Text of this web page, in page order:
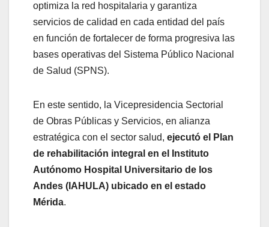
optimiza la red hospitalaria y garantiza
servicios de calidad en cada entidad del país
en función de fortalecer de forma progresiva las
bases operativas del Sistema Público Nacional
de Salud (SPNS).
En este sentido, la Vicepresidencia Sectorial
de Obras Públicas y Servicios, en alianza
estratégica con el sector salud, ejecutó el Plan
de rehabilitación integral en el Instituto
Autónomo Hospital Universitario de los
Andes (IAHULA) ubicado en el estado
Mérida.